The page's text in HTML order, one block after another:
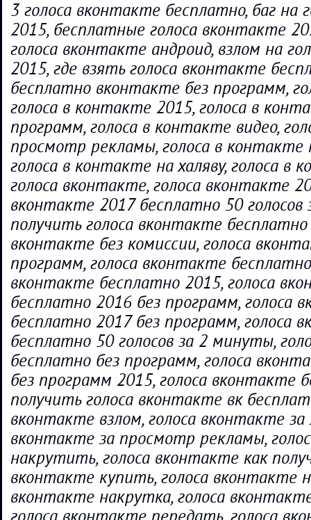
3 голоса вконтакте бесплатно, баг на
2015, бесплатные голоса вконтакте
голоса вконтакте андроид, взлом на
2015, где взять голоса вконтакте
бесплатно вконтакте без программ,
голоса в контакте 2015, голоса в
программ, голоса в контакте видео,
просмотр рекламы, голоса в контакте
голоса в контакте на халяву, голоса в
голоса вконтакте, голоса вконтакте
вконтакте 2017 бесплатно 50
получить голоса вконтакте бесплатно
вконтакте без комиссии, голоса
программ, голоса вконтакте
вконтакте бесплатно 2015, голоса
бесплатно 2016 без программ, голоса
бесплатно 2017 без программ, голоса
бесплатно 50 голосов за 2 минуты,
бесплатно без программ, голоса
без программ 2015, голоса вконтакте
получить голоса вконтакте вк
вконтакте взлом, голоса вконтакте за
вконтакте за просмотр рекламы,
накрутить, голоса вконтакте как
вконтакте купить, голоса вконтакте
вконтакте накрутка, голоса